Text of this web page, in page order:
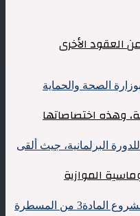
العقود الأخرى
وهذه اختصاصاتها
الموازية